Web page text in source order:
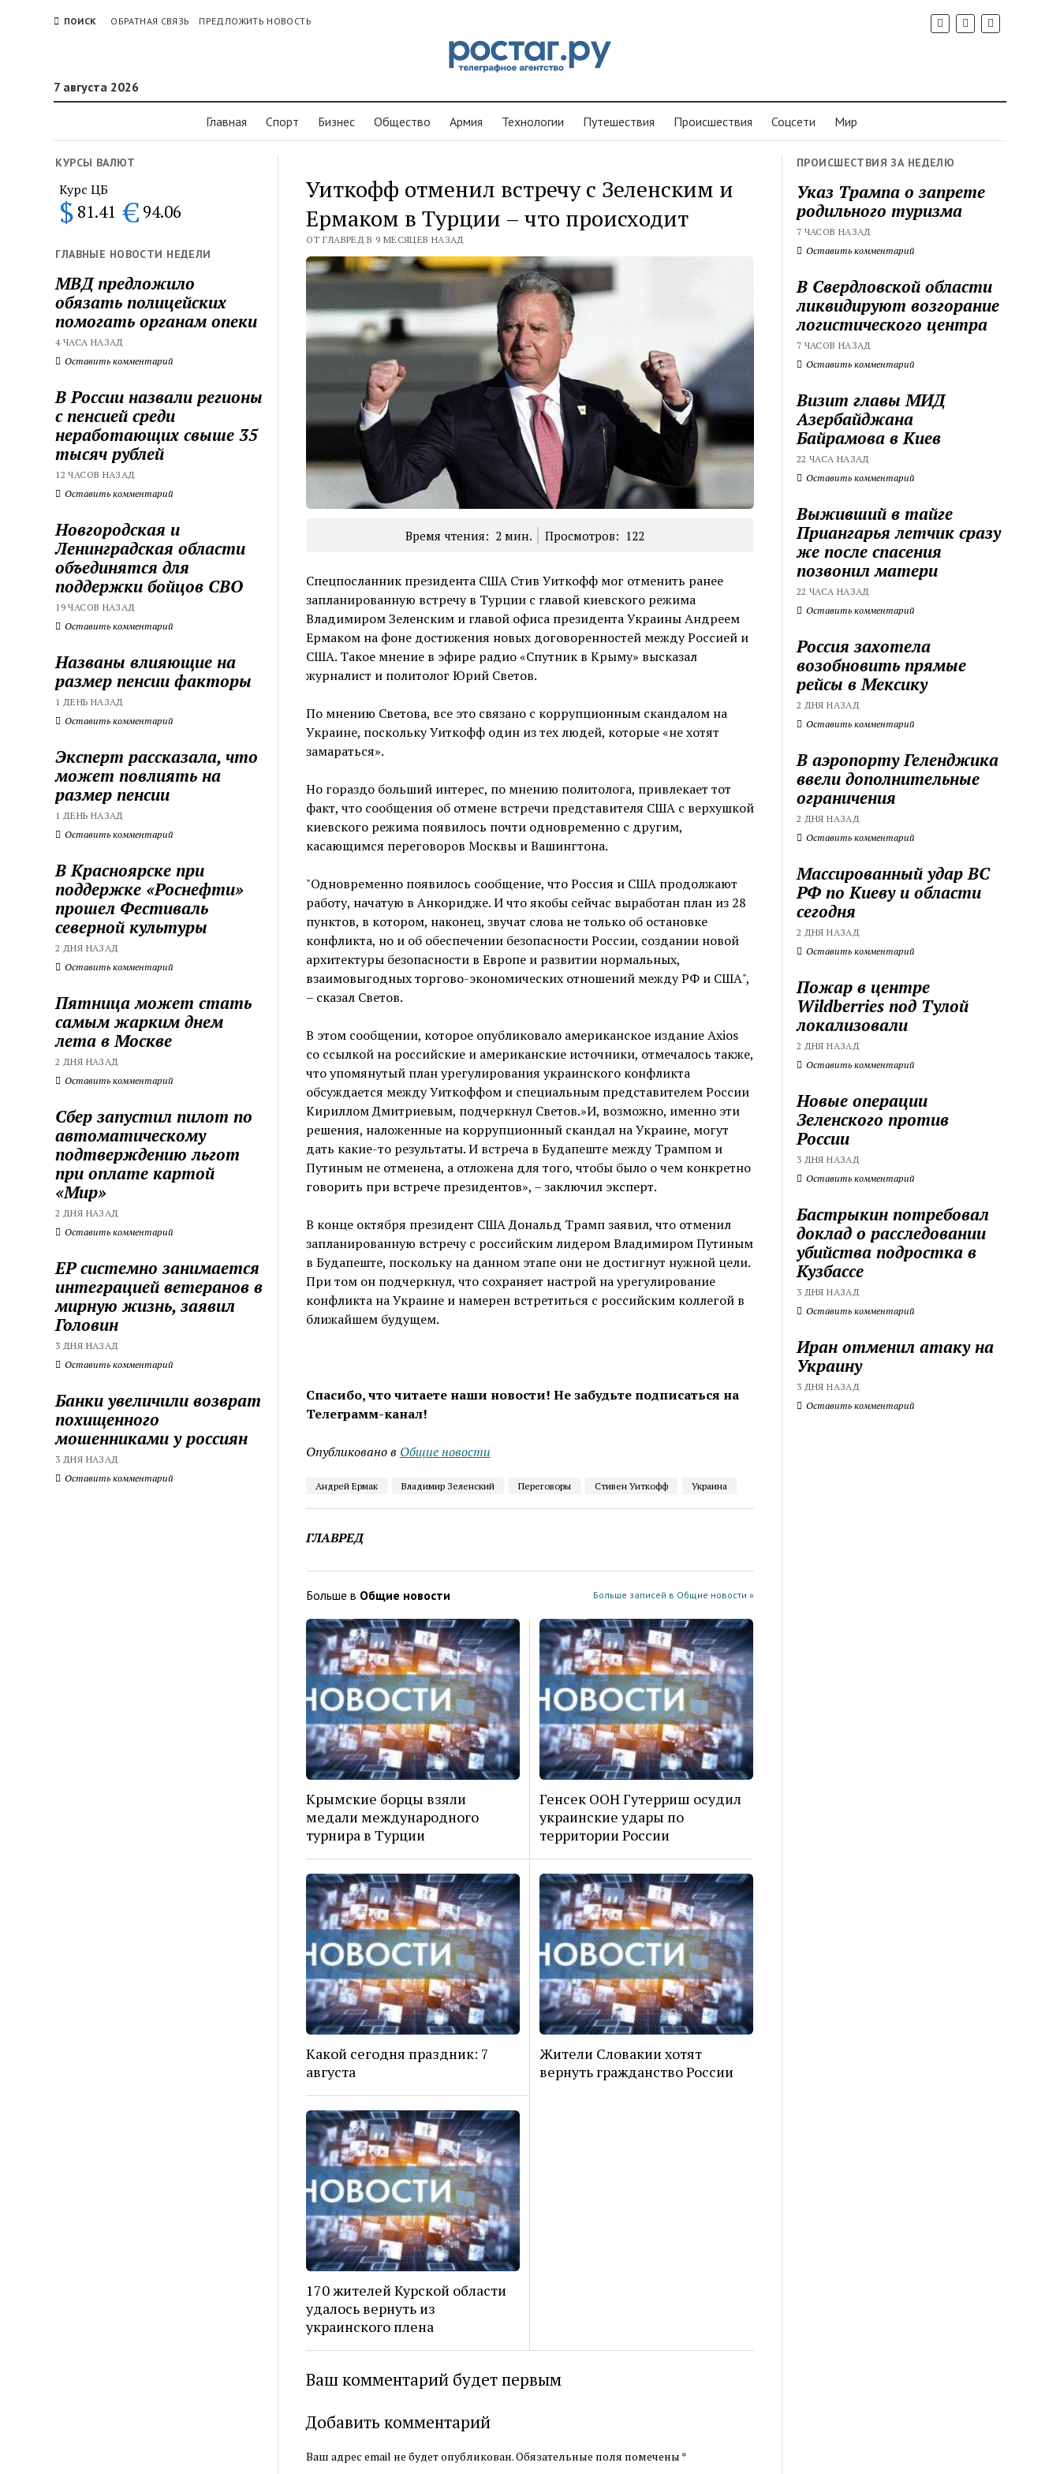
ПОИСК ОБРАТНАЯ СВЯЗЬ ПРЕДЛОЖИТЬ НОВОСТЬ
7 августа 2026
Главная Спорт Бизнес Общество Армия Технологии Путешествия Проиcшествия Соцсети Мир
КУРСЫ ВАЛЮТ
Курс ЦБ
$ 81.41 € 94.06
ГЛАВНЫЕ НОВОСТИ НЕДЕЛИ
МВД предложило
обязать полицейских
помогать органам опеки
4 ЧАСА НАЗАД
Оставить комментарий
В России назвали регионы
с пенсией среди
неработающих свыше 35
тысяч рублей
12 ЧАСОВ НАЗАД
Оставить комментарий
Новгородская и
Ленинградская области
объединятся для
поддержки бойцов СВО
19 ЧАСОВ НАЗАД
Оставить комментарий
Названы влияющие на
размер пенсии факторы
1 ДЕНЬ НАЗАД
Оставить комментарий
Эксперт рассказала, что
может повлиять на
размер пенсии
1 ДЕНЬ НАЗАД
Оставить комментарий
В Красноярске при
поддержке «Роснефти»
прошел Фестиваль
северной культуры
2 ДНЯ НАЗАД
Оставить комментарий
Пятница может стать
самым жарким днем
лета в Москве
2 ДНЯ НАЗАД
Оставить комментарий
Сбер запустил пилот по
автоматическому
подтверждению льгот
при оплате картой
«Мир»
2 ДНЯ НАЗАД
Оставить комментарий
ЕР системно занимается
интеграцией ветеранов в
мирную жизнь, заявил
Головин
3 ДНЯ НАЗАД
Оставить комментарий
Банки увеличили возврат
похищенного
мошенниками у россиян
3 ДНЯ НАЗАД
Оставить комментарий
Уиткофф отменил встречу с Зеленским и
Ермаком в Турции – что происходит
ОТ ГЛАВРЕД В 9 МЕСЯЦЕВ НАЗАД
Время чтения: 2 мин. Просмотров: 122
Спецпосланник президента США Стив Уиткофф мог отменить ранее
запланированную встречу в Турции с главой киевского режима
Владимиром Зеленским и главой офиса президента Украины Андреем
Ермаком на фоне достижения новых договоренностей между Россией и
США. Такое мнение в эфире радио «Спутник в Крыму» высказал
журналист и политолог Юрий Светов.
По мнению Светова, все это связано с коррупционным скандалом на
Украине, поскольку Уиткофф один из тех людей, которые «не хотят
замараться».
Но гораздо больший интерес, по мнению политолога, привлекает тот
факт, что сообщения об отмене встречи представителя США с верхушкой
киевского режима появилось почти одновременно с другим,
касающимся переговоров Москвы и Вашингтона.
"Одновременно появилось сообщение, что Россия и США продолжают
работу, начатую в Анкоридже. И что якобы сейчас выработан план из 28
пунктов, в котором, наконец, звучат слова не только об остановке
конфликта, но и об обеспечении безопасности России, создании новой
архитектуры безопасности в Европе и развитии нормальных,
взаимовыгодных торгово-экономических отношений между РФ и США",
– сказал Светов.
В этом сообщении, которое опубликовало американское издание Axios
со ссылкой на российские и американские источники, отмечалось также,
что упомянутый план урегулирования украинского конфликта
обсуждается между Уиткоффом и специальным представителем России
Кириллом Дмитриевым, подчеркнул Светов.»И, возможно, именно эти
решения, наложенные на коррупционный скандал на Украине, могут
дать какие-то результаты. И встреча в Будапеште между Трампом и
Путиным не отменена, а отложена для того, чтобы было о чем конкретно
говорить при встрече президентов», – заключил эксперт.
В конце октября президент США Дональд Трамп заявил, что отменил
запланированную встречу с российским лидером Владимиром Путиным
в Будапеште, поскольку на данном этапе они не достигнут нужной цели.
При том он подчеркнул, что сохраняет настрой на урегулирование
конфликта на Украине и намерен встретиться с российским коллегой в
ближайшем будущем.
Спасибо, что читаете наши новости! Не забудьте подписаться на
Телеграмм-канал!
Опубликовано в Общие новости
Андрей Ермак Владимир Зеленский Переговоры Стивен Уиткофф Украина
ГЛАВРЕД
Больше в Общие новости Больше записей в Общие новости »
Крымские борцы взяли
медали международного
турнира в Турции
Генсек ООН Гутерриш осудил
украинские удары по
территории России
Какой сегодня праздник: 7
августа
Жители Словакии хотят
вернуть гражданство России
170 жителей Курской области
удалось вернуть из
украинского плена
Ваш комментарий будет первым
Добавить комментарий
Ваш адрес email не будет опубликован.Обязательные поля помечены *
ПРОИСШЕСТВИЯ ЗА НЕДЕЛЮ
Указ Трампа о запрете
родильного туризма
7 ЧАСОВ НАЗАД
Оставить комментарий
В Свердловской области
ликвидируют возгорание
логистического центра
7 ЧАСОВ НАЗАД
Оставить комментарий
Визит главы МИД
Азербайджана
Байрамова в Киев
22 ЧАСА НАЗАД
Оставить комментарий
Выживший в тайге
Приангарья летчик сразу
же после спасения
позвонил матери
22 ЧАСА НАЗАД
Оставить комментарий
Россия захотела
возобновить прямые
рейсы в Мексику
2 ДНЯ НАЗАД
Оставить комментарий
В аэропорту Геленджика
ввели дополнительные
ограничения
2 ДНЯ НАЗАД
Оставить комментарий
Массированный удар ВС
РФ по Киеву и области
сегодня
2 ДНЯ НАЗАД
Оставить комментарий
Пожар в центре
Wildberries под Тулой
локализовали
2 ДНЯ НАЗАД
Оставить комментарий
Новые операции
Зеленского против
России
3 ДНЯ НАЗАД
Оставить комментарий
Бастрыкин потребовал
доклад о расследовании
убийства подростка в
Кузбассе
3 ДНЯ НАЗАД
Оставить комментарий
Иран отменил атаку на
Украину
3 ДНЯ НАЗАД
Оставить комментарий